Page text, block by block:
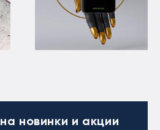
на новинки и акции